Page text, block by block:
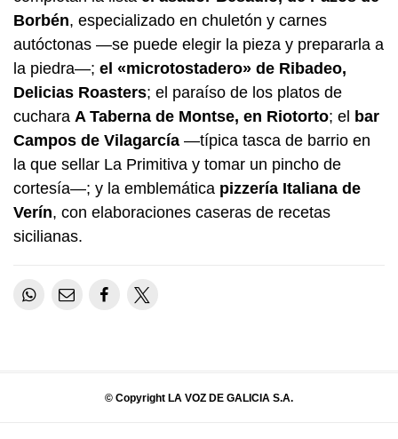
Borbén, especializado en chuletón y carnes
autóctonas —se puede elegir la pieza y prepararla a
la piedra—; el «microtostadero» de Ribadeo,
Delicias Roasters; el paraíso de los platos de
cuchara A Taberna de Montse, en Riotorto; el bar
Campos de Vilagarcía —típica tasca de barrio en
la que sellar La Primitiva y tomar un pincho de
cortesía—; y la emblemática pizzería Italiana de
Verín, con elaboraciones caseras de recetas
sicilianas.
© Copyright LA VOZ DE GALICIA S.A.